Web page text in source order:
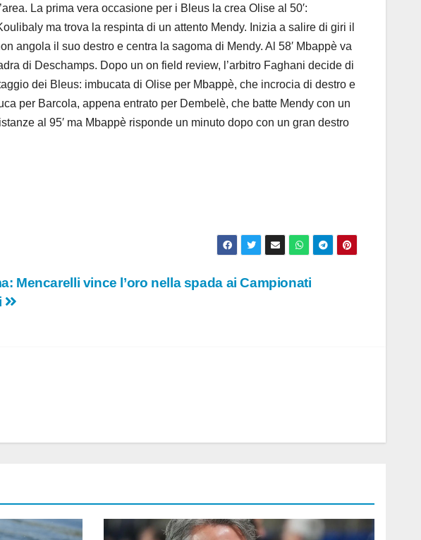
La prima vera occasione per i Bleus la crea Olise al 50′:
ma trova la respinta di un attento Mendy. Inizia a salire di giri il
angola il suo destro e centra la sagoma di Mendy. Al 58′ Mbappè va
di Deschamps. Dopo un on field review, l’arbitro Faghani decide di
dei Bleus: imbucata di Olise per Mbappè, che incrocia di destro e
per Barcola, appena entrato per Dembelè, che batte Mendy con un
al 95′ ma Mbappè risponde un minuto dopo con un gran destro
Mencarelli vince l’oro nella spada ai Campionati